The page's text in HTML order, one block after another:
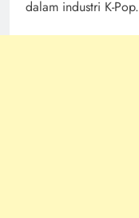
dalam industri K-Pop.